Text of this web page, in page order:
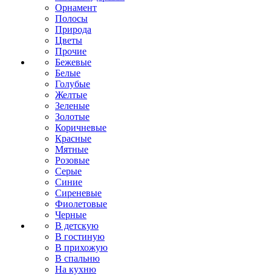
Орнамент
Полосы
Природа
Цветы
Прочие
Бежевые
Белые
Голубые
Желтые
Зеленые
Золотые
Коричневые
Красные
Мятные
Розовые
Серые
Синие
Сиреневые
Фиолетовые
Черные
В детскую
В гостиную
В прихожую
В спальню
На кухню